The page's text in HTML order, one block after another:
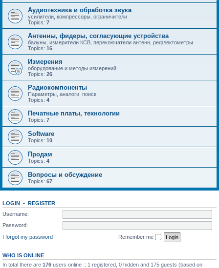
Аудиотехника и обработка звука
усилители, компрессоры, ограничители
Topics: 7
Антенны, фидеры, согласующие устройства
балуны, измерители КСВ, переключатели антенн, рефлектометры
Topics: 16
Измерения
оборудование и методы измерений
Topics: 26
Радиокомпоненты
Параметры, аналоги, поиск
Topics: 4
Печатные платы, технологии
Topics: 7
Software
Topics: 10
Продам
Topics: 4
Вопросы и обсуждение
Topics: 67
LOGIN • REGISTER
Username:
Password:
I forgot my password
Remember me
WHO IS ONLINE
In total there are 176 users online :: 1 registered, 0 hidden and 175 guests (based on